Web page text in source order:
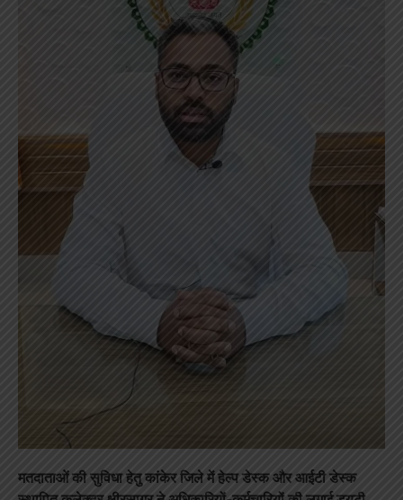
मतदाताओं की सुविधा हेतु कांकेर जिले में हेल्प डेस्क और आईटी डेस्क